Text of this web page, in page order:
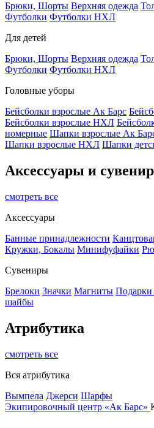
Брюки, Шорты Верхняя одежда
Футболки Футболки НХЛ
Для детей
Брюки, Шорты Верхняя одежда
Футболки Футболки НХЛ
Головные уборы
Бейсболки взрослые Ак Барс
Бейсболки взрослые НХЛ
номерные Шапки взрослые Ак
Шапки взрослые НХЛ Шапки
Аксессуары и
смотреть все
Аксессуары
Банные принадлежности
Кружки, Бокалы Минифуфайки
Сувениры
Брелоки Значки Магниты
шайбы
Атрибутика
смотреть все
Вся атрибутика
Вымпела Джерси Шарфы
Экипировочный центр «Ак Барс»